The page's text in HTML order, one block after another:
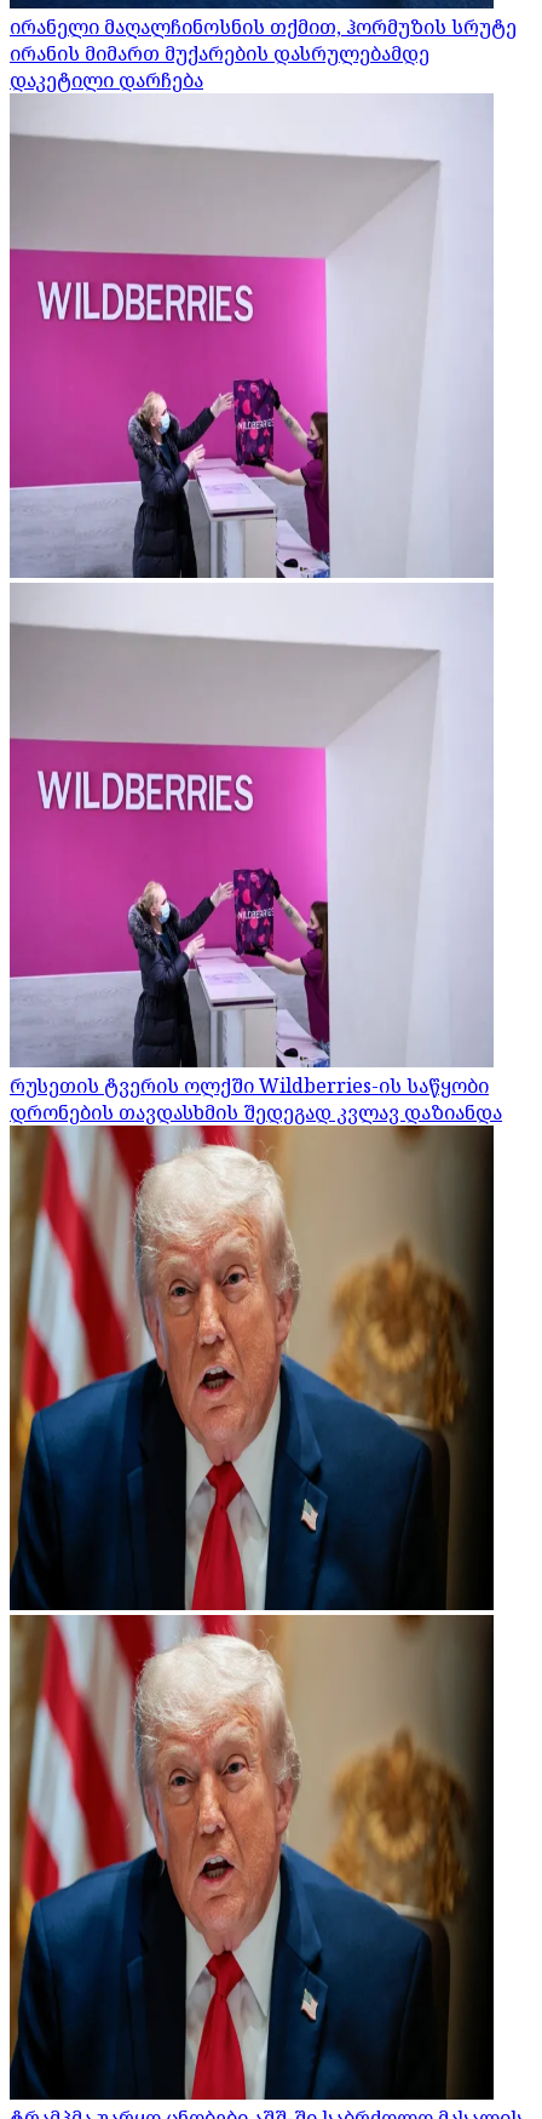
ირანელი მაღალჩინოსნის თქმით, ჰორმუზის სრუტე
ირანის მიმართ მუქარების დასრულებამდე
დაკეტილი დარჩება
რუსეთის ტვერის ოლქში Wildberries-ის საწყობი
დრონების თავდასხმის შედეგად კვლავ დაზიანდა